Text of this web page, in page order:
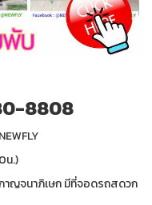
8808
น.)
าญจนาภิเษก มีที่จอดรถสดวก